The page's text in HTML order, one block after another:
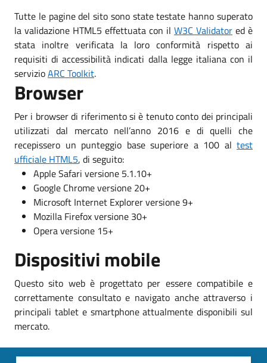
Tutte le pagine del sito sono state testate hanno superato
la validazione HTML5 effettuata con il W3C Validator ed è
stata inoltre verificata la loro conformità rispetto ai
requisiti di accessibilità indicati dalla legge italiana con il
servizioARC Toolkit.
Browser
Per i browser di riferimento si è tenuto conto dei principali
utilizzati dal mercato nell’anno 2016 e di quelli che
recepissero un punteggio base superiore a 100 al test
ufficiale HTML5, di seguito:
Apple Safari versione 5.1.10+
Google Chrome versione 20+
Microsoft Internet Explorer versione 9+
Mozilla Firefox versione 30+
Opera versione 15+
Dispositivi mobile
Questo sito web è progettato per essere compatibile e
correttamente consultato e navigato anche attraverso i
principali tablet e smartphone attualmente disponibili sul
mercato.